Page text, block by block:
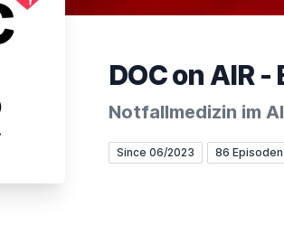
DOC on AIR
Notfallmedizin im
Since 06/2023 86 Episoden